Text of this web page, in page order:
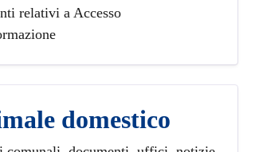
relativi a Accesso
domestico